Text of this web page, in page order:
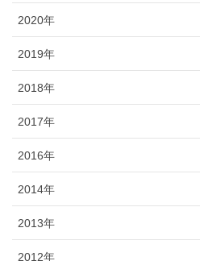
2020年
2019年
2018年
2017年
2016年
2014年
2013年
2012年